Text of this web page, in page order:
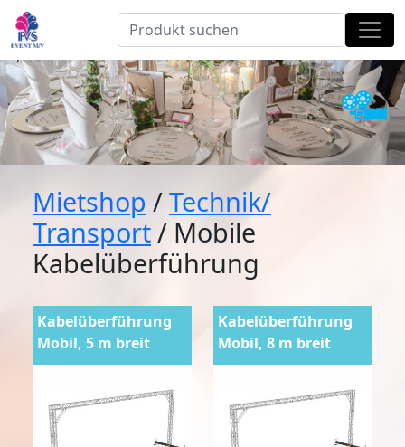
Mietshop /Technik/
Transport/ Mobile
Kabelüberführung
Kabelüberführung
Mobil, 5 m breit
Kabelüberführung
Mobil, 8 m breit